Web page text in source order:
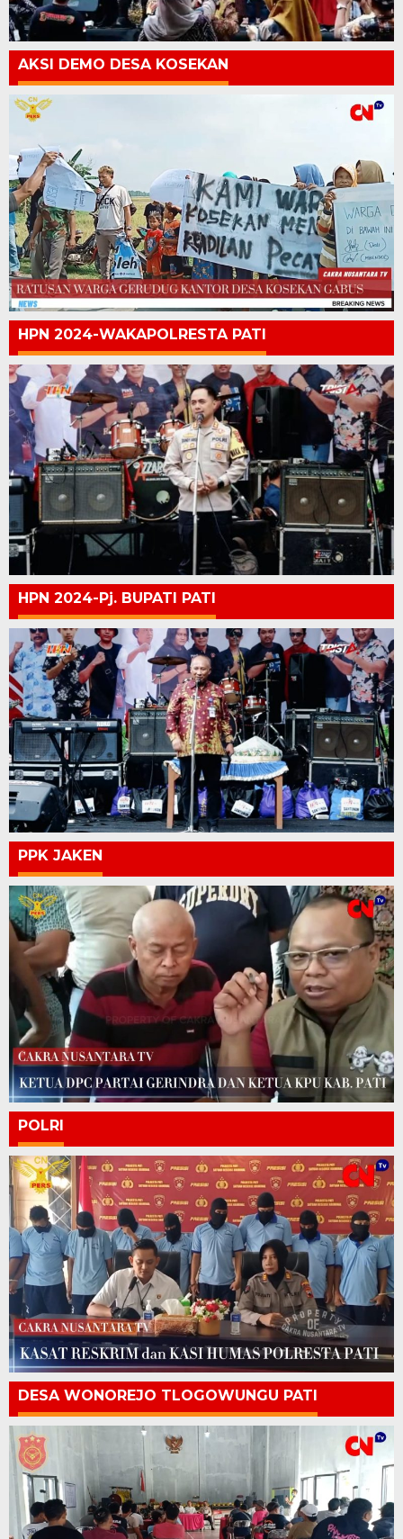
AKSI DEMO DESA KOSEKAN
HPN 2024-WAKAPOLRESTA PATI
HPN 2024-Pj. BUPATI PATI
PPK JAKEN
POLRI
DESA WONOREJO TLOGOWUNGU PATI